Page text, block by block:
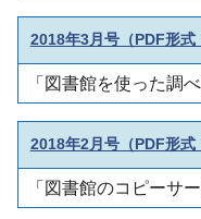
2018年3月号（PDF形式
「図書館を使った調
2018年2月号（PDF形式
「図書館のコピーサ